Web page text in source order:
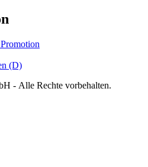
(D)
- Alle Rechte vorbehalten.